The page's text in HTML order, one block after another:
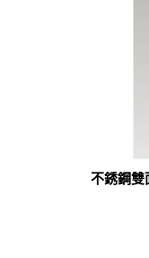
不銹鋼雙